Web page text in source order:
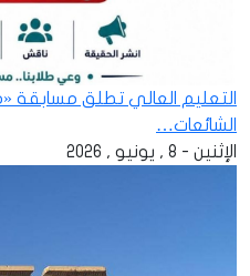
التعليم العالي تطلق
الشائعات…
الإثنين - 8 , يونيو , 2026